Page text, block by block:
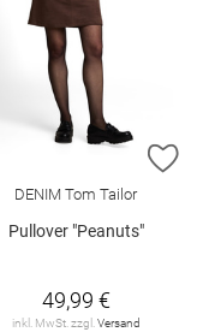
HINZUFÜGEN
DENIM Tom Tailor
Pullover "Peanuts"
49,99 €
inkl. MwSt. zzgl. Versand